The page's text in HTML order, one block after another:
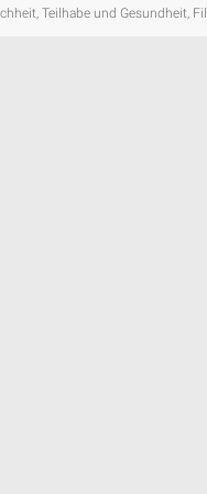
Teilhabe und Gesundheit,